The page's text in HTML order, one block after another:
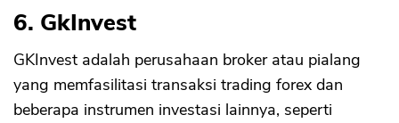
6. GkInvest
GKInvest adalah perusahaan broker atau pialang
yang memfasilitasi transaksi trading forex dan
beberapa instrumen investasi lainnya, seperti